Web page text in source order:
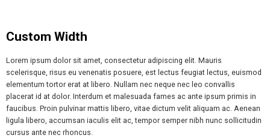
Custom Width
Lorem ipsum dolor sit amet, consectetur adipiscing elit. Mauris
scelerisque, risus eu venenatis posuere, est lectus feugiat lectus, euismod
elementum tortor erat at libero. Nullam nec neque nec leo convallis
placerat id at dolor. Interdum et malesuada fames ac ante ipsum primis in
faucibus. Proin pulvinar mattis libero, vitae dictum velit aliquam ac. Aenean
ligula libero, accumsan iaculis elit ac, tempor semper nibh nunc sollicitudin
cursus ante nec rhoncus.